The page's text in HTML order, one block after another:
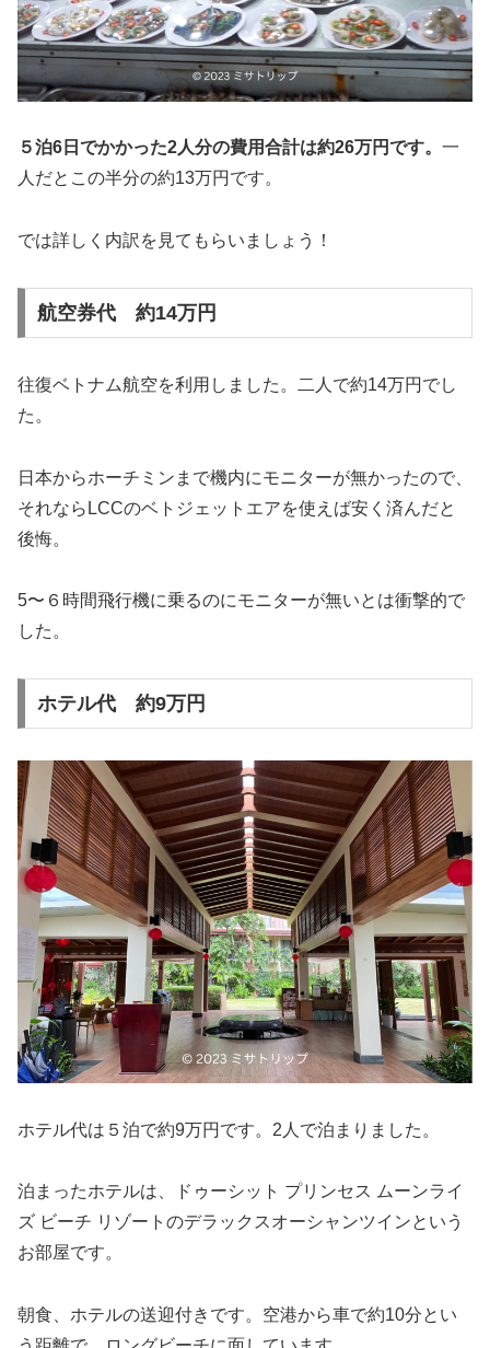
５泊6日でかかった2人分の費用合計は約26万円です。 一
人だとこの半分の約13万円です。
では詳しく内訳を見てもらいましょう！
航空券代 約14万円
往復ベトナム航空を利用しました。二人で約14万円でし
た。
日本からホーチミンまで機内にモニターが無かったので、
それならLCCのベトジェットエアを使えば安く済んだと
後悔。
5〜６時間飛行機に乗るのにモニターが無いとは衝撃的で
した。
ホテル代 約9万円
ホテル代は５泊で約9万円です。2人で泊まりました。
泊まったホテルは、ドゥーシット プリンセス ムーンライ
ズ ビーチ リゾートのデラックスオーシャンツインという
お部屋です。
朝食、ホテルの送迎付きです。空港から車で約10分とい